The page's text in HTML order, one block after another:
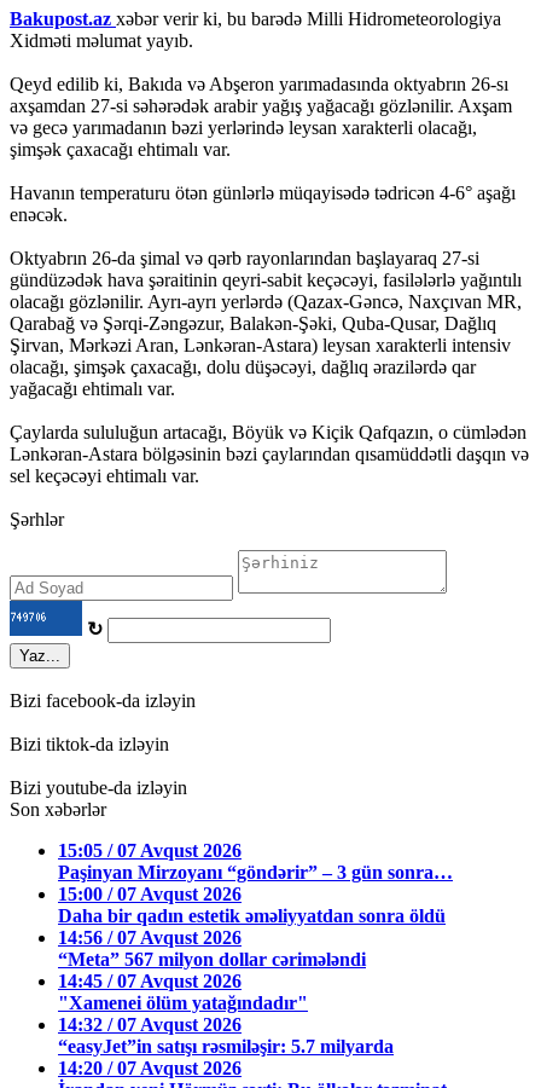
Bakupost.az xəbər verir ki, bu barədə Milli Hidrometeorologiya
Xidməti məlumat yayıb.
Qeyd edilib ki, Bakıda və Abşeron yarımadasında oktyabrın 26-sı
axşamdan 27-si səhərədək arabir yağış yağacağı gözlənilir. Axşam
və gecə yarımadanın bəzi yerlərində leysan xarakterli olacağı,
şimşək çaxacağı ehtimalı var.
Havanın temperaturu ötən günlərlə müqayisədə tədricən 4-6° aşağı
enəcək.
Oktyabrın 26-da şimal və qərb rayonlarından başlayaraq 27-si
gündüzədək hava şəraitinin qeyri-sabit keçəcəyi, fasilələrlə yağıntılı
olacağı gözlənilir. Ayrı-ayrı yerlərdə (Qazax-Gəncə, Naxçıvan MR,
Qarabağ və Şərqi-Zəngəzur, Balakən-Şəki, Quba-Qusar, Dağlıq
Şirvan, Mərkəzi Aran, Lənkəran-Astara) leysan xarakterli intensiv
olacağı, şimşək çaxacağı, dolu düşəcəyi, dağlıq ərazilərdə qar
yağacağı ehtimalı var.
Çaylarda sululuğun artacağı, Böyük və Kiçik Qafqazın, o cümlədən
Lənkəran-Astara bölgəsinin bəzi çaylarından qısamüddətli daşqın və
sel keçəcəyi ehtimalı var.
Şərhlər
↻
Yaz...
Bizi facebook-da izləyin
Bizi tiktok-da izləyin
Bizi youtube-da izləyin
Son xəbərlər
15:05 / 07 Avqust 2026
Paşinyan Mirzoyanı “göndərir” – 3 gün sonra…
15:00 / 07 Avqust 2026
Daha bir qadın estetik əməliyyatdan sonra öldü
14:56 / 07 Avqust 2026
“Meta” 567 milyon dollar cərimələndi
14:45 / 07 Avqust 2026
"Xamenei ölüm yatağındadır"
14:32 / 07 Avqust 2026
“easyJet”in satışı rəsmiləşir: 5.7 milyarda
14:20 / 07 Avqust 2026